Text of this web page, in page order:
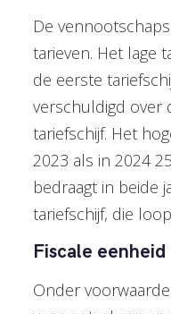
De
tarieven. Het lage
de eerste
verschuldigd over
tariefschijf. Het
2023 als in 2024
bedraagt in beide
tariefschijf, die
Fiscale eenheid
Onder